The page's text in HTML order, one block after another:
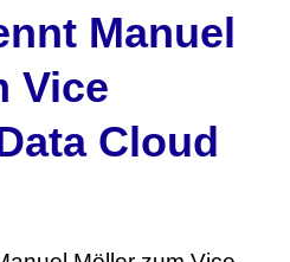
Manuel
Vice
Cloud